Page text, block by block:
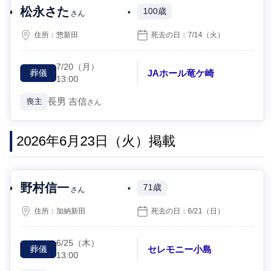
松永さた さん 100歳
住所：惣新田 死去の日：7/14 （火）
葬儀
7/20 （月）
13:00
JAホール竜ケ崎
喪主 長男 吉信さん
2026年6月23日（火）掲載
野村信一 さん 71歳
住所： 加納新田 死去の日：6/21 （日）
葬儀
6/25 （木）
13:00
セレモニー小島